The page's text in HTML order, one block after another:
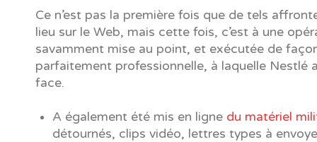
Ce n’est pas la première fois que de tels
lieu sur le Web, mais cette fois, c’est à une
savamment mise au point, et exécutée de
parfaitement professionnelle, à laquelle Nestlé
face.
A également été mis en ligne du matériel
détournés, clips vidéo, lettres types à